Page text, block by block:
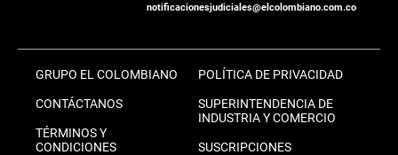
notificacionesjudiciales@elcolombiano.com.co
GRUPO EL COLOMBIANO
CONTÁCTANOS
TÉRMINOS Y
CONDICIONES
POLÍTICA DE PRIVACIDAD
SUPERINTENDENCIA DE
INDUSTRIA Y COMERCIO
SUSCRIPCIONES